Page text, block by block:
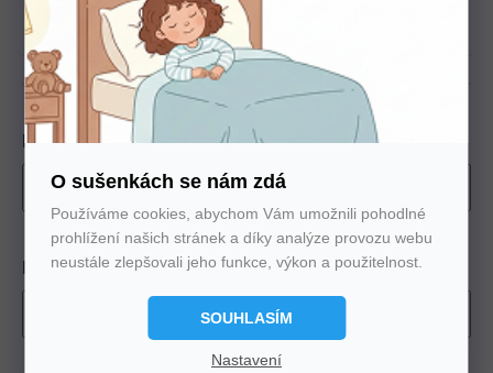
O sušenkách se nám zdá
Používáme cookies, abychom Vám umožnili pohodlné
prohlížení našich stránek a díky analýze provozu webu
neustále zlepšovali jeho funkce, výkon a použitelnost.
SOUHLASÍM
Nastavení
Rozměr
Potah
14 cm
Výška